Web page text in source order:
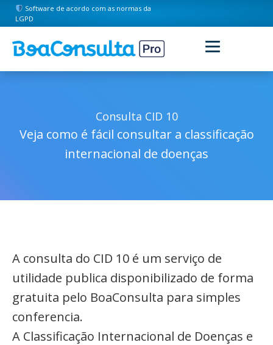
Software de acordo com as normas da
LGPD
Consulta CID 10
Veja como é fácil consultar a classificação
internacional de doenças
A consulta do CID 10 é um serviço de
utilidade publica disponibilizado de forma
gratuita pelo BoaConsulta para simples
conferencia.
A Classificação Internacional de Doenças e